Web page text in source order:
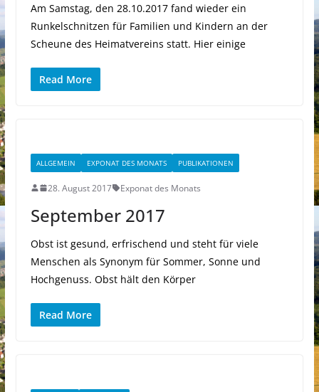
Am Samstag, den 28.10.2017 fand wieder ein
Runkelschnitzen für Familien und Kindern an der
Scheune des Heimatvereins statt. Hier einige
Read More
ALLGEMEIN EXPONAT DES MONATS PUBLIKATIONEN
28. August 2017 Exponat des Monats
September 2017
Obst ist gesund, erfrischend und steht für viele
Menschen als Synonym für Sommer, Sonne und
Hochgenuss. Obst hält den Körper
Read More